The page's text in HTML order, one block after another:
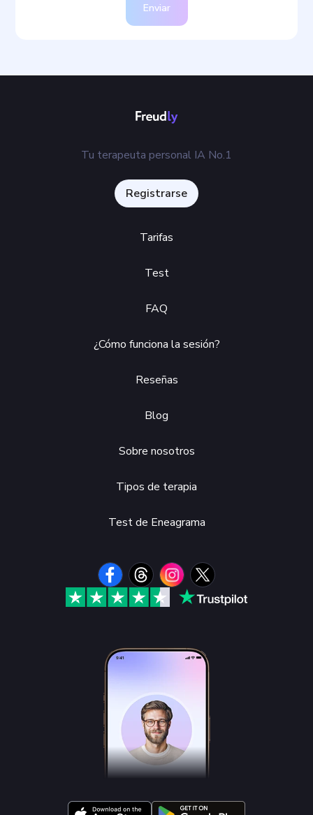
Enviar
Tu terapeuta personal IA No.1
Registrarse
Tarifas
Test
FAQ
¿Cómo funciona la sesión?
Reseñas
Blog
Sobre nosotros
Tipos de terapia
Test de Eneagrama